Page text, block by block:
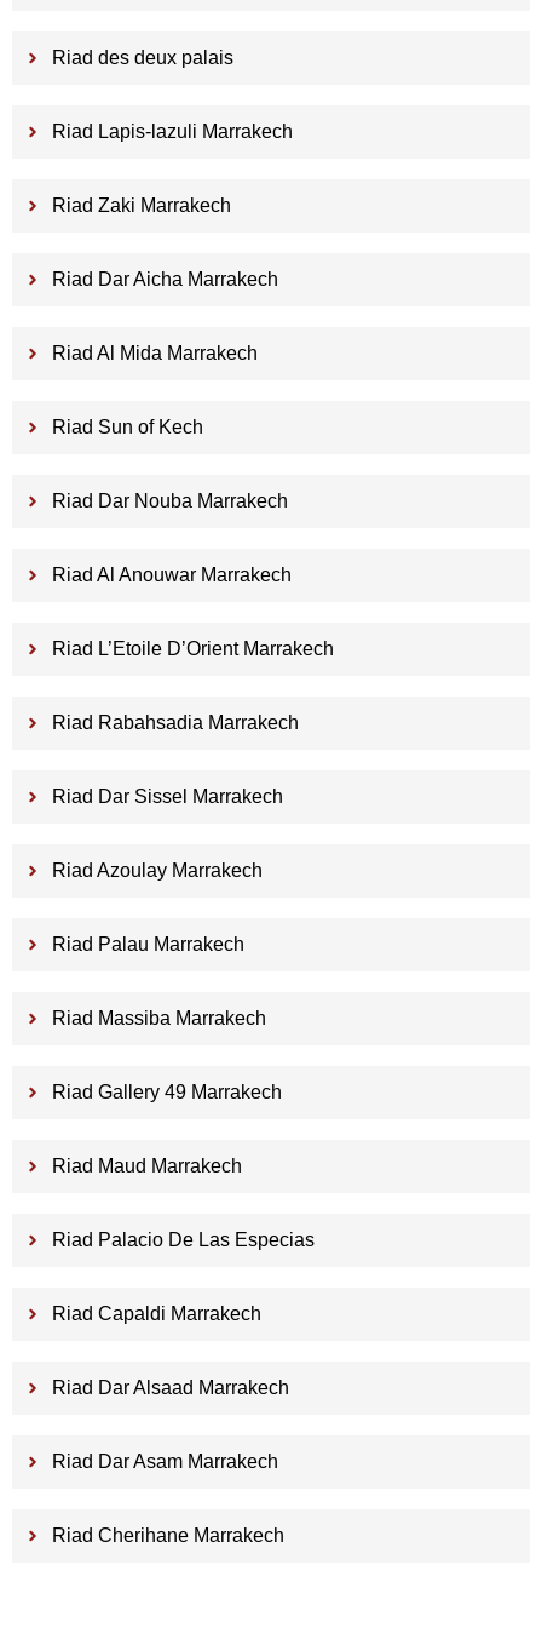
Riad des deux palais
Riad Lapis-lazuli Marrakech
Riad Zaki Marrakech
Riad Dar Aicha Marrakech
Riad Al Mida Marrakech
Riad Sun of Kech
Riad Dar Nouba Marrakech
Riad Al Anouwar Marrakech
Riad L’Etoile D’Orient Marrakech
Riad Rabahsadia Marrakech
Riad Dar Sissel Marrakech
Riad Azoulay Marrakech
Riad Palau Marrakech
Riad Massiba Marrakech
Riad Gallery 49 Marrakech
Riad Maud Marrakech
Riad Palacio De Las Especias
Riad Capaldi Marrakech
Riad Dar Alsaad Marrakech
Riad Dar Asam Marrakech
Riad Cherihane Marrakech